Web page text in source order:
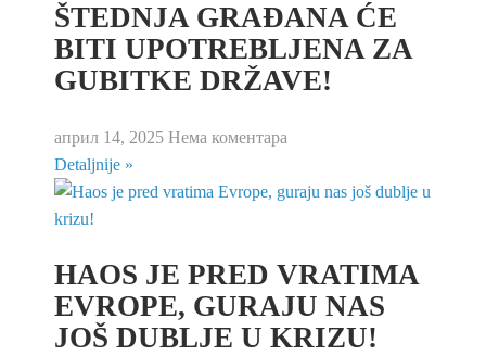
ŠTEDNJA GRAĐANA ĆE
BITI UPOTREBLJENA ZA
GUBITKE DRŽAVE!
април 14, 2025Нема коментара
Detaljnije »
HAOS JE PRED VRATIMA
EVROPE, GURAJU NAS
JOŠ DUBLJE U KRIZU!